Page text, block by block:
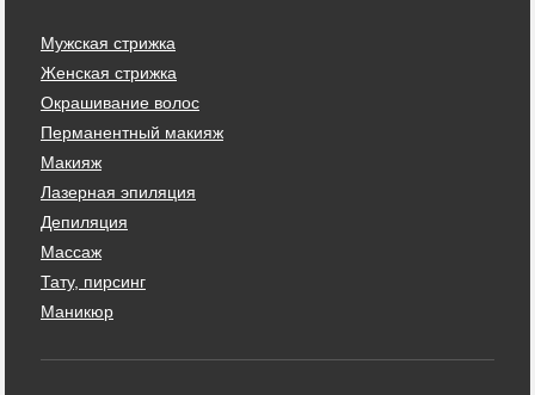
Мужская стрижка
Женская стрижка
Окрашивание волос
Перманентный макияж
Макияж
Лазерная эпиляция
Депиляция
Массаж
Тату, пирсинг
Маникюр